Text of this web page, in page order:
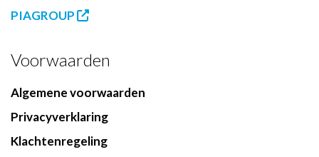
PIAGROUP
Voorwaarden
Algemene voorwaarden
Privacyverklaring
Klachtenregeling